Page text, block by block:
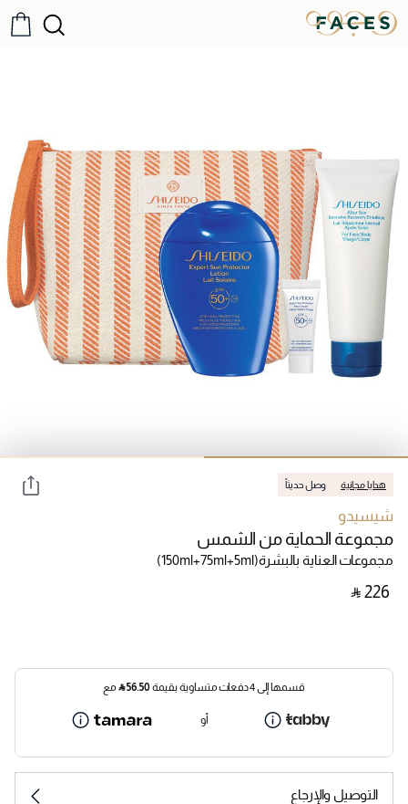
هدايا مجانية وصل حديثاً
شيسيدو
مجموعة الحماية من الشمس
مجموعات العناية بالبشرة(150ml+75ml+5ml)
‎ ⃁ ⁦226⁩ ‎
قسمها إلى 4 دفعات متساوية بقيمة 56.50
⃁ مع
أو
التوصيل والإرجاع